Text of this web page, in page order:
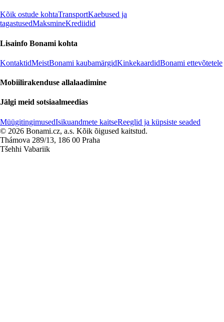
Kõik ostude kohtaTransportKaebused ja
tagastusedMaksmineKrediidid
Lisainfo Bonami kohta
KontaktidMeistBonami kaubamärgidKinkekaardidBonami ettevõtetele
Mobiilirakenduse allalaadimine
Jälgi meid sotsiaalmeedias
MüügitingimusedIsikuandmete kaitseReeglid ja küpsiste seaded
© 2026 Bonami.cz, a.s. Kõik õigused kaitstud.
Thámova 289/13, 186 00 Praha
Tšehhi Vabariik